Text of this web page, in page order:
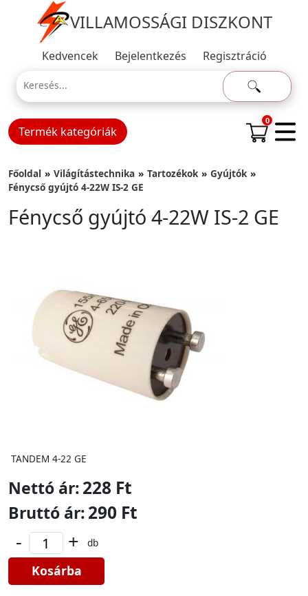
VILLAMOSSÁGI DISZKONT
Kedvencek Bejelentkezés Regisztráció
Termék kategóriák
0
Főoldal Világítástechnika Tartozékok
Gyújtók
Fénycső gyújtó 4-22W IS-2 GE
Fénycső gyújtó 4-22W IS-2 GE
TANDEM 4-22 GE
Nettó ár:228 Ft
Bruttó ár:290 Ft
- + db
Kosárba